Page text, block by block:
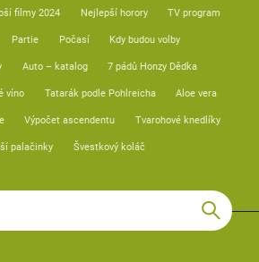
filmy 2024 Nejlepší horory TV program
Partie Počasí Kdy budou volby
Auto – katalog 7 pádů Honzy Dědka
víno Tatarák podle Pohlreicha Aloe vera
Výpočet ascendentu Tvarohové knedlíky
palačinky Švestkový koláč